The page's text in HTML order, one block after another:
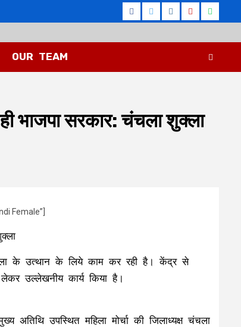
Facebook
TwitterInstagram
Youtube
OUR TEAM
भाजपा सरकार: चंचला शुक्ला
Female”]
के उत्थान के लिये काम कर रही है। केंद्र से
उल्लेखनीय कार्य किया है।
अतिथि उपस्थित महिला मोर्चा की जिलाध्यक्ष चंचला